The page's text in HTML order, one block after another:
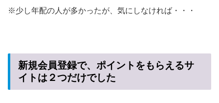
※少し年配の人が多かったが、気にしなければ・・・
新規会員登録で、ポイントをもらえるサ
イトは２つだけでした